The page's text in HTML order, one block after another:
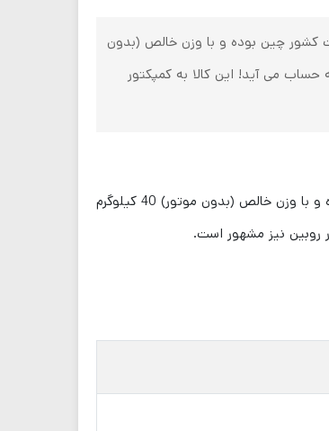
کشور چین بوده و با وزن خالص (بدون
مزیت مهمی به حساب می آید! این کالا به کمپکتور
کمپکتور صفحه ای هیساکی در حال حاضر یکی از پرفروش ترین و به صرفه ترین محصولات بازار میباشد. کمپکتور هیساکی ساخت کشور چین بوده و با وزن خالص (بدون موتور) 40 کیلوگرم